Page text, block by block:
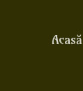
Acasă